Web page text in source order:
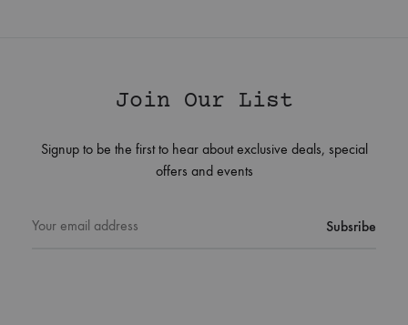
Join Our List
Signup to be the first to hear about exclusive deals, special
offers and events